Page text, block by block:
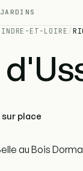
INDRE-ET-LOIRE /
place
au Bois